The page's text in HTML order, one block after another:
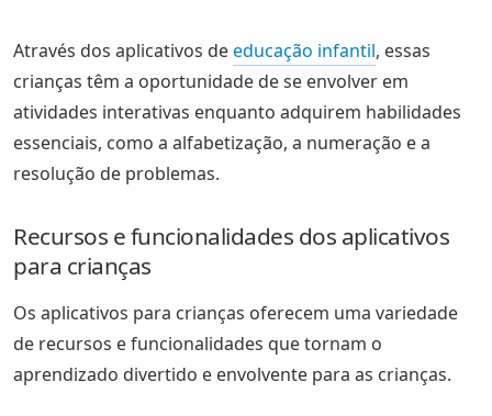
Através dos aplicativos deeducação infantil, essas
crianças têm a oportunidade de se envolver em
atividades interativas enquanto adquirem habilidades
essenciais, como a alfabetização, a numeração e a
resolução de problemas.
Recursos e funcionalidades dos aplicativos
para crianças
Os aplicativos para crianças oferecem uma variedade
de recursos e funcionalidades que tornam o
aprendizado divertido e envolvente para as crianças.